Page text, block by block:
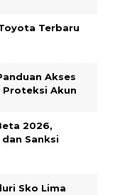
Terbaru
Akses
Proteksi Akun
2026,
Sanksi
Sko Lima